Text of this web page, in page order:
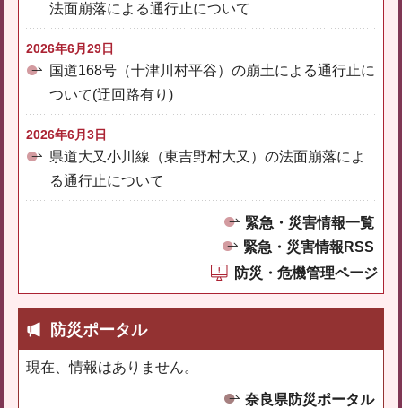
法面崩落による通行止について
2026年6月29日
国道168号（十津川村平谷）の崩土による通行止に
ついて(迂回路有り)
2026年6月3日
県道大又小川線（東吉野村大又）の法面崩落によ
る通行止について
緊急・災害情報一覧
緊急・災害情報RSS
防災・危機管理ページ
防災ポータル
現在、情報はありません。
奈良県防災ポータル